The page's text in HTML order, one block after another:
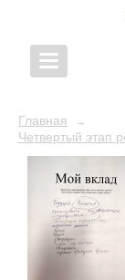
Главная →
Четвертый этап